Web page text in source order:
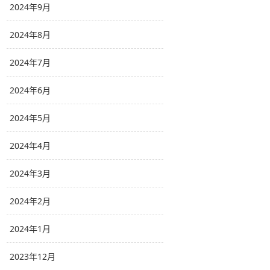
2024年9月
2024年8月
2024年7月
2024年6月
2024年5月
2024年4月
2024年3月
2024年2月
2024年1月
2023年12月